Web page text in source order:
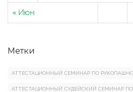
« Июн
Метки
АТТЕСТАЦИОННЫЙ СЕМИНАР ПО
АТТЕСТАЦИОННЫЙ СУДЕЙСКИЙ СЕМИНАР